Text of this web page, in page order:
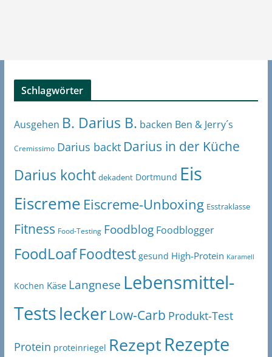
Schlagwörter
Ausgehen B. Darius B. backen Ben & Jerry´s
Cremissimo Darius backt Darius in der Küche
Darius kocht dekadent Dortmund Eis
Eiscreme Eiscreme-Unboxing Esstraklasse
Fitness Food-Testing Foodblog Foodblogger
FoodLoaf Foodtest gesund High-Protein Karamell
Kochen Käse Langnese Lebensmittel-
Testslecker Low-Carb Produkt-Test
Protein proteinriegel RezeptRezepte